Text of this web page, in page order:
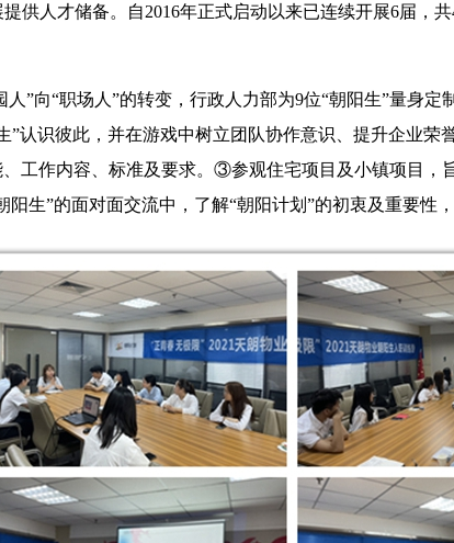
供人才储备。自2016年正式启动以来已连续开展6届，
人”向“职场人”的转变，行政人力部为9位“朝阳生”量
”认识彼此，并在游戏中树立团队协作意识、提升企业
工作内容、标准及要求。③参观住宅项目及小镇项目
生”的面对面交流中，了解“朝阳计划”的初衷及重要性